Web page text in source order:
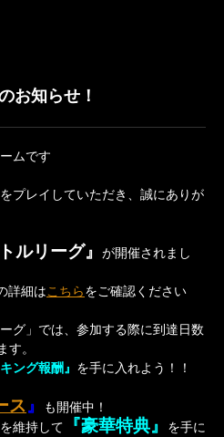
お知らせ！
ムです
プレイしていただき、誠にありが
ルリーグ』
が開催されまし
詳細はこちらをご確認ください
グ」では、参加する際に到達日数
す。
ング報酬』 を手に入れよう！！
ス』
も開催中！
維持して
『豪華特典』
を手に